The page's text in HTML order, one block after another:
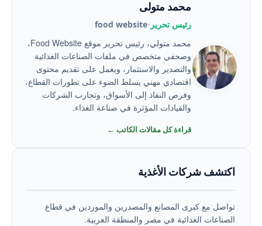
محمد متولى
رئيس تحرير •
food website
محمد متولي، رئيس تحرير موقع Food Website،
وصحفي متخصص في ملفات الصناعات الغذائية
والتصدير والاستثمار، ويعمل على تقديم محتوى
اقتصادي مهني يسلط الضوء على تطورات القطاع،
وفرص النفاذ إلى الأسواق، وتجارب الشركات
والقيادات المؤثرة في صناعة الغذاء.
قراءة كل مقالات الكاتب ←
اكتشف شركات الأغذية
تواصل مع كبرى المصانع والمصدرين والموردين في قطاع
الصناعات الغذائية في مصر والمنطقة العربية.